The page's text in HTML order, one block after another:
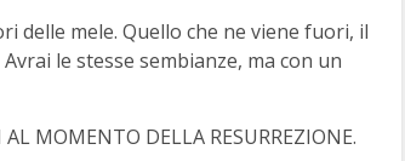
delle mele. Quello che ne viene fuori, il
le stesse sembianze, ma con un
MOMENTO DELLA RESURREZIONE.